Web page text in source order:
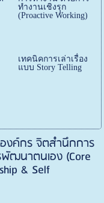
ทำงานเชิงรุุก
(Proactive Working)
เทคนิคการเล่าเรื่อง
แบบ Story Telling
งค์กร จิตสำนึกการ
ฒนาตนเอง (Core
& Self